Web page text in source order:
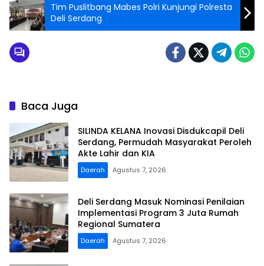
Tim Puslitbang Mabes Polri Kunjungi Polresta
Deli Serdang
Baca Juga
SILINDA KELANA Inovasi Disdukcapil Deli
Serdang, Permudah Masyarakat Peroleh
Akte Lahir dan KIA
Daerah Agustus 7, 2026
Deli Serdang Masuk Nominasi Penilaian
Implementasi Program 3 Juta Rumah
Regional Sumatera
Daerah Agustus 7, 2026